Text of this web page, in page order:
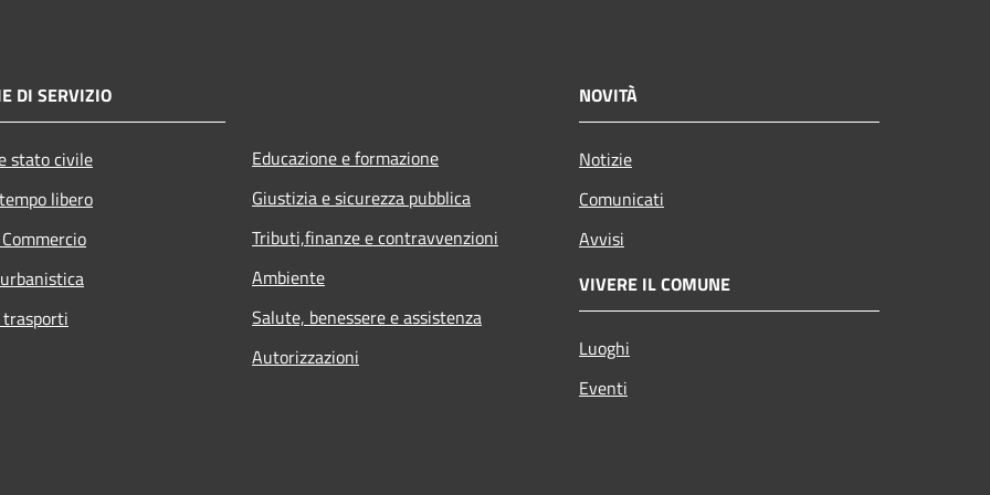
DI SERVIZIO
stato civile
libero
Educazione e formazione
Giustizia e sicurezza pubblica
Tributi,finanze e contravvenzioni
Ambiente
Salute, benessere e assistenza
Autorizzazioni
NOVITÀ
Notizie
Comunicati
Avvisi
VIVERE IL COMUNE
Luoghi
Eventi